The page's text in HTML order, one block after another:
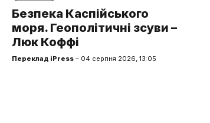
Безпека Каспійського
моря. Геополітичні зсуви –
Люк Коффі
Переклад iPress – 04 серпня 2026, 13:05